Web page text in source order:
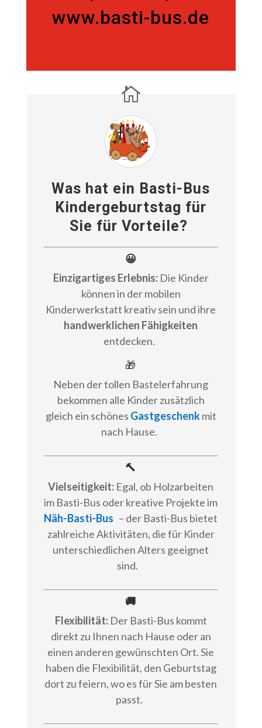
www.basti-bus.de
Was hat ein Basti-Bus
Kindergeburtstag für
Sie für Vorteile?
😀
Einzigartiges Erlebnis:Die Kinder
können in der mobilen
Kinderwerkstatt kreativ sein und ihre
handwerklichen Fähigkeiten
entdecken.
🎁
Neben der tollen Bastelerfahrung
bekommen alle Kinder zusätzlich
gleich ein schönes Gastgeschenkmit
nach Hause.
🔨
Vielseitigkeit: Egal, ob Holzarbeiten
im Basti-Bus oder kreative Projekte im
Näh-Basti-Bus – der Basti-Bus bietet
zahlreiche Aktivitäten, die für Kinder
unterschiedlichen Alters geeignet
sind.
🚚
Flexibilität:Der Basti-Bus kommt
direkt zu Ihnen nach Hause oder an
einen anderen gewünschten Ort. Sie
haben die Flexibilität, den Geburtstag
dort zu feiern, wo es für Sie am besten
passt.